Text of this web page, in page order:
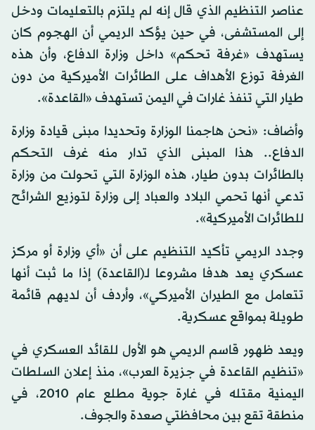
عناصر التنظيم الذي قال إنه لم يلتزم بالتعليمات ودخل
إلى المستشفى، في حين يؤكد الريمي أن الهجوم كان
يستهدف «غرفة تحكم» داخل وزارة الدفاع، وأن هذه
الغرفة توزع الأهداف على الطائرات الأميركية من دون
طيار التي تنفذ غارات في اليمن تستهدف «القاعدة».
وأضاف: «نحن هاجمنا الوزارة وتحديدا مبنى قيادة وزارة
الدفاع.. هذا المبنى الذي تدار منه غرف التحكم
بالطائرات بدون طيار، هذه الوزارة التي تحولت من وزارة
تدعي أنها تحمي البلاد والعباد إلى وزارة لتوزيع الشرائح
للطائرات الأميركية».
وجدد الريمي تأكيد التنظيم على أن «أي وزارة أو مركز
عسكري يعد هدفا مشروعا لـ(القاعدة) إذا ما ثبت أنها
تتعامل مع الطيران الأميركي»، وأردف أن لديهم قائمة
طويلة بمواقع عسكرية.
ويعد ظهور قاسم الريمي هو الأول للقائد العسكري في
«تنظيم القاعدة في جزيرة العرب»، منذ إعلان السلطات
اليمنية مقتله في غارة جوية مطلع عام 2010، في
منطقة تقع بين محافظتي صعدة والجوف.